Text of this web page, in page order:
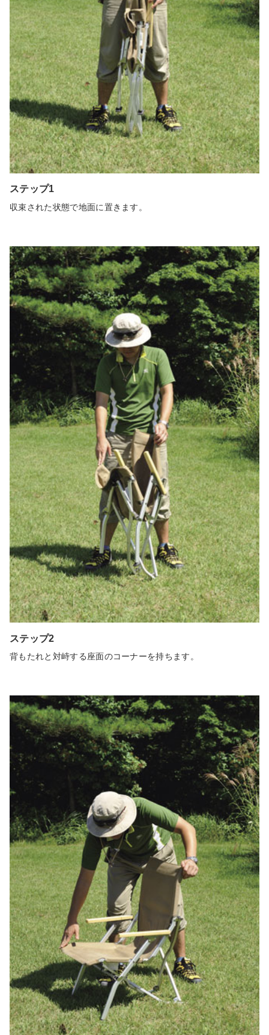
ステップ1
収束された状態で地面に置きます。
ステップ2
背もたれと対峙する座面のコーナーを持ちます。